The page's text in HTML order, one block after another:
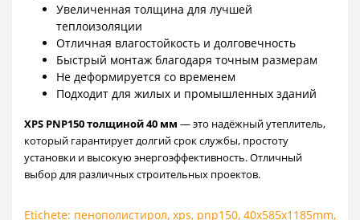
Увеличенная толщина для лучшей
теплоизоляции
Отличная влагостойкость и долговечность
Быстрый монтаж благодаря точным размерам
Не деформируется со временем
Подходит для жилых и промышленных зданий
XPS PNP150 толщиной 40 мм — это надёжный утеплитель,
который гарантирует долгий срок службы, простоту
установки и высокую энергоэффективность. Отличный
выбор для различных строительных проектов.
Etichete: пенополистирол, xps, pnp150, 40x585x1185mm,